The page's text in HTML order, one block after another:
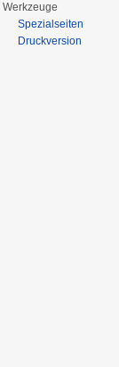
Werkzeuge
Spezialseiten
Druckversion